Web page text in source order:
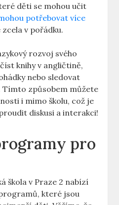
děti se mohou učit
potřebovat více
v pořádku.
rozvoj svého
knihy v angličtině,
nebo sledovat
Tímto způsobem můžete
i mimo školu, což je
diskusi a interakci!
pro
škola v Praze 2 nabízí
které jsou